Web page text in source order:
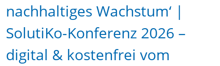
nachhaltiges Wachstum‘ |
SolutiKo-Konferenz 2026 –
digital & kostenfrei vom